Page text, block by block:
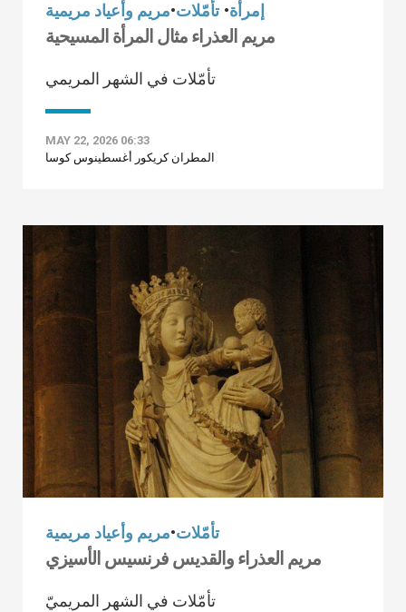
إمرأة• تأمّلات•مريم وأعياد مريمية
مريم العذراء مثال المرأة المسيحية
تأمّلات في الشهر المريمي
MAY 22, 2026 06:33
المطران كريكور أغسطينوس كوسا
تأمّلات•مريم وأعياد مريمية
مريم العذراء والقديس فرنسيس الأسيزي
تأمّلات في الشهر المريميّ